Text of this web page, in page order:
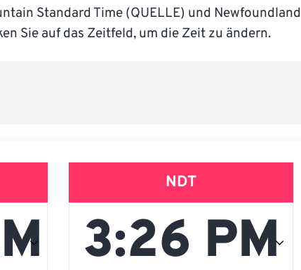
Standard Time (QUELLE) und Newfoundland
Sie auf das Zeitfeld, um die Zeit zu ändern.
NDT